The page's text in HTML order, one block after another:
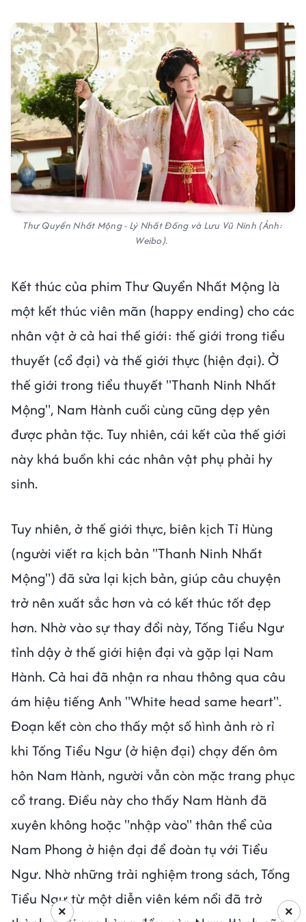
Thư Quyển Nhất Mộng - Lý Nhất Đồng và Lưu Vũ Ninh (Ảnh:
Weibo).
Kết thúc của phim Thư Quyển Nhất Mộng là
một kết thúc viên mãn (happy ending) cho các
nhân vật ở cả hai thế giới: thế giới trong tiểu
thuyết (cổ đại) và thế giới thực (hiện đại). Ở
thế giới trong tiểu thuyết "Thanh Ninh Nhất
Mộng", Nam Hành cuối cùng cũng dẹp yên
được phản tặc. Tuy nhiên, cái kết của thế giới
này khá buồn khi các nhân vật phụ phải hy
sinh.
Tuy nhiên, ở thế giới thực, biên kịch Tỉ Hùng
(người viết ra kịch bản "Thanh Ninh Nhất
Mộng") đã sửa lại kịch bản, giúp câu chuyện
trở nên xuất sắc hơn và có kết thúc tốt đẹp
hơn. Nhờ vào sự thay đổi này, Tống Tiểu Ngư
tỉnh dậy ở thế giới hiện đại và gặp lại Nam
Hành. Cả hai đã nhận ra nhau thông qua câu
ám hiệu tiếng Anh "White head same heart".
Đoạn kết còn cho thấy một số hình ảnh rò rỉ
khi Tống Tiểu Ngư (ở hiện đại) chạy đến ôm
hôn Nam Hành, người vẫn còn mặc trang phục
cổ trang. Điều này cho thấy Nam Hành đã
xuyên không hoặc "nhập vào" thân thể của
Nam Phong ở hiện đại để đoàn tụ với Tiểu
Ngư. Nhờ những trải nghiệm trong sách, Tống
Tiểu Ngư từ một diễn viên kém nổi đã trở
×
×